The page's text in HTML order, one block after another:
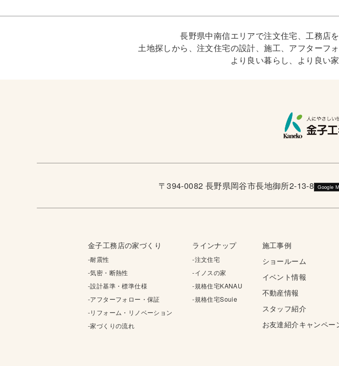
長野県中南信エリアで注文住宅、工務店
土地探しから、注文住宅の設計、施工、アフターフ
より良い暮らし、より良い
〒394-0082 長野県岡谷市長地御所2-13-8 Google
金子工務店の家づくり
-耐震性
-気密・断熱性
-設計基準・標準仕様
-アフターフォロー・保証
-リフォーム・リノベーション
-家づくりの流れ
ラインナップ
-注文住宅
-イノスの家
-規格住宅KANAU
-規格住宅Souie
施工事例
ショールーム
イベント情報
不動産情報
スタッフ紹介
お友達紹介キャンペー